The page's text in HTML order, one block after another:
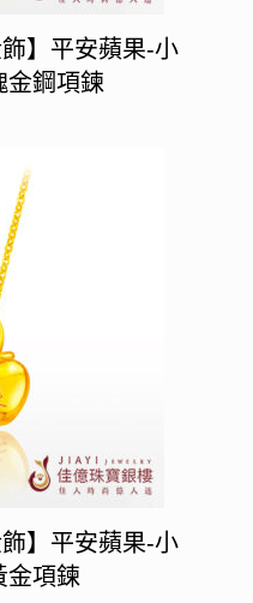
飾】平安蘋果-小
金鋼項鍊
飾】平安蘋果-小
金項鍊